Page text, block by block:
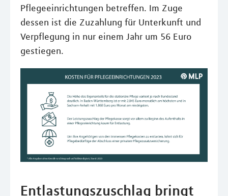
Pflegeeinrichtungen betreffen. Im Zuge
dessen ist die Zuzahlung für Unterkunft und
Verpflegung in nur einem Jahr um 56 Euro
gestiegen.
Entlastungszuschlag bringt